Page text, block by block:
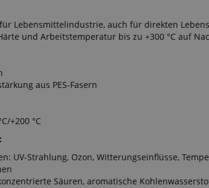
Lebensmittelindustrie, auch für direkten
und Arbeitstemperatur bis zu +300 °C auf
aus PES-Fasern
+200 °C
UV-Strahlung, Ozon, Witterungseinflüsse,
Säuren, aromatische